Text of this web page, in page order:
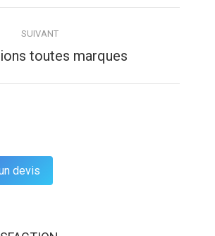
SUIVANT
Article
:
toutes marques
devis